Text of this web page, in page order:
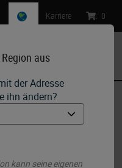
aus
der Adresse
ihn ändern?
kann seine eigenen
Karriere : 0
& Lösungen